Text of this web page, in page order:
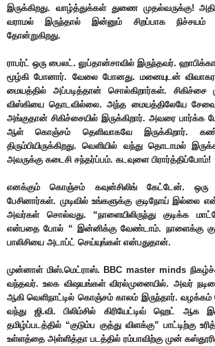
இருக்கிறது. வாழ்த்துக்கள் துணை முதல்வருக்கு!
வராமல் இருந்தால் இன்னும் சிறப்பாக நிச்சயம்
தோன்றுகிறது.
ராபர்ட் ஒரு பைலட். லுப்தான்சாவில் இருந்தவர்.
மூழ்கி போனார். வேலை போனது. மனையுடன்
மையத்தில் அப்படித்தான் சொல்கிறார்கள். சிகிச்சை
விஸ்கியை தொடவில்லை. அந்த மையத்திலேயே சேவை
அங்குதான் சிகிச்சையில் இருக்கிறார். அவரை பார்க்க
ஆள் கொஞ்சம் தெளிவாகவே இருக்கிறார்.
திரும்பியிருக்கிறது. வெளியில் வந்து தொடாமல்
அவருக்கு கடைசி சந்தர்ப்பம். கடவுளை பிரார்த்திப்போம்!
எனக்கும் கொஞ்சம் கவுன்சிலிங் கேட்டேன். ஒரு
பேசினார்கள். முடிவில் உங்களுக்கு குடிநோய் இல்லை
அவர்கள் சொல்வது. “நாளையிலிருந்து குடிக்க
என்பதை போல் “ இன்னிக்கு வேண்டாம். நாளைக்கு
பாலிசியை அடாப்ட் செய்யுங்கள் என்பதுதான்.
முன்னாள் மிஸ்.மெட்ராஸ். BBC master minds
வந்தவர். உலக விஷயங்கள் விரல்முனையில். அவர்
ஆகி வெளிநாட்டில் கொஞ்சம் காலம் இருந்தார்.
வந்து ஜி.வி. பிலிம்சில் கிரியேட்டிவ் ஹெட் ஆக
தமிழ்ப்படத்தில் “குடும்ப குத்து விளக்கு” பாட்டிற்கு
உள்ளத்தை அள்ளித்தா படத்தில் ரம்பாவிற்கு முன்